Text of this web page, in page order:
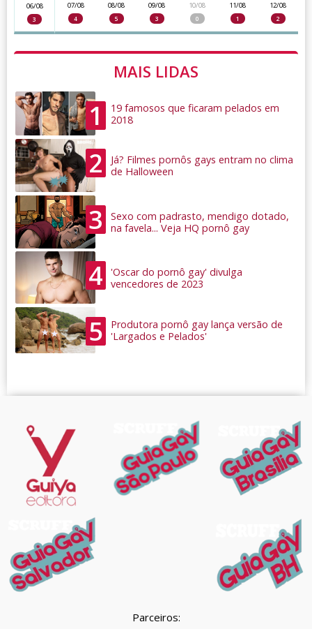
06/08
3
07/08
4
08/08
5
09/08
3
10/08
0
11/08
1
12/08
2
MAIS LIDAS
1
19 famosos que ficaram pelados em
2018
2
Já? Filmes pornôs gays entram no clima
de Halloween
3
Sexo com padrasto, mendigo dotado,
na favela... Veja HQ pornô gay
4
'Oscar do pornô gay' divulga
vencedores de 2023
5
Produtora pornô gay lança versão de
'Largados e Pelados'
Parceiros: